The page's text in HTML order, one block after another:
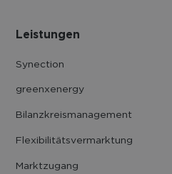
Leistungen
Synection
greenxenergy
Bilanzkreis­management
Flexibilitäts­vermarktung
Marktzugang